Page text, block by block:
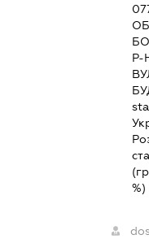
Р-
%)